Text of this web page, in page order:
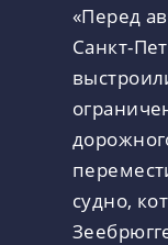
«Перед
Санкт-
судно,